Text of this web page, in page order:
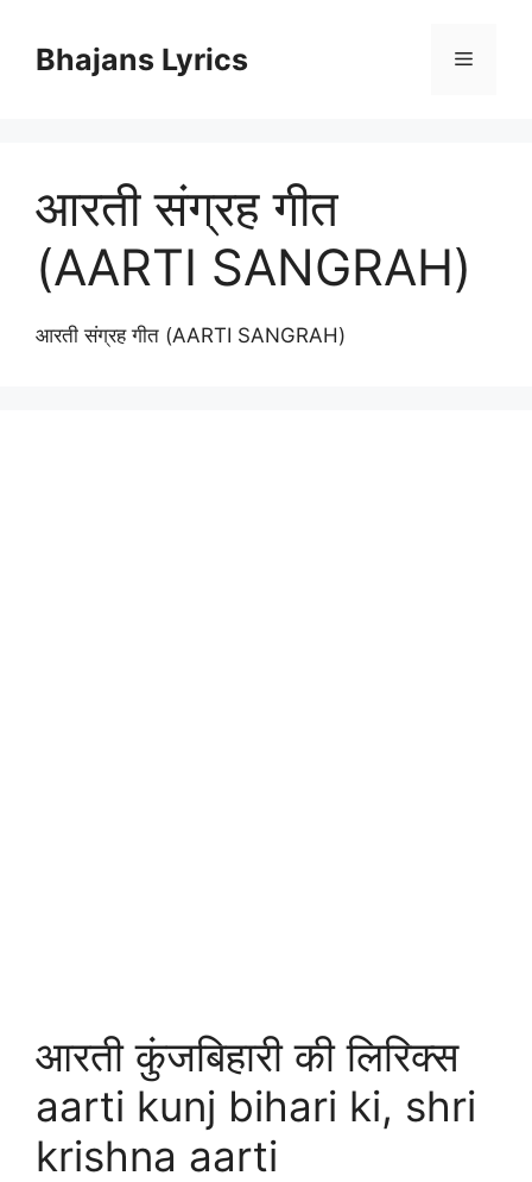
contentBhajans Lyrics Menu
आरती संग्रह गीत
(AARTI SANGRAH)
आरती संग्रह गीत (AARTI SANGRAH)
आरती कुंजबिहारी की लिरिक्स
aarti kunj bihari ki, shri
krishna aarti